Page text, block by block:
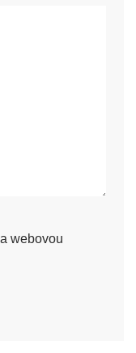
webovou